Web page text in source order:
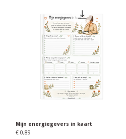
Snel overzicht
Mijn energiegevers in kaart
Prijs
€ 0,89